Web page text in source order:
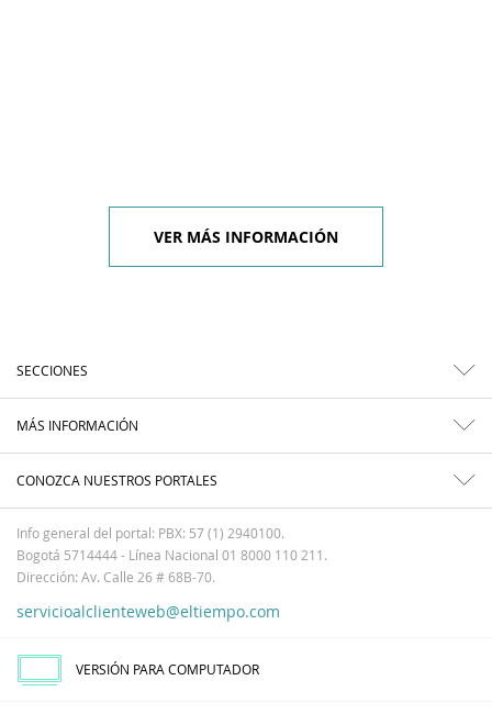
VER MÁS INFORMACIÓN
SECCIONES
MÁS INFORMACIÓN
CONOZCA NUESTROS PORTALES
Info general del portal: PBX: 57 (1) 2940100.
Bogotá 5714444 - Línea Nacional 01 8000 110 211.
Dirección: Av. Calle 26 # 68B-70.
servicioalclienteweb@eltiempo.com
VERSIÓN PARA COMPUTADOR